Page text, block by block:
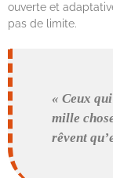
ouverte et
pas de limite.
« Ceux
mille
rêvent